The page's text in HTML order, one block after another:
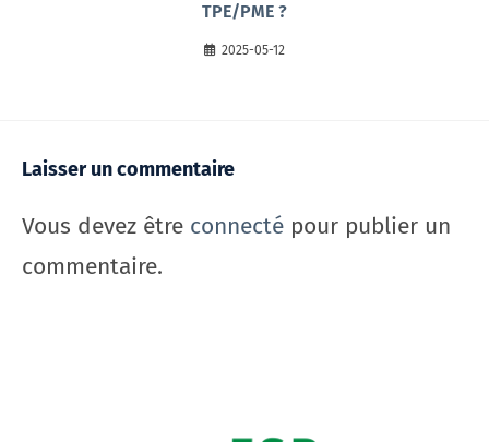
TPE/PME ?
2025-05-12
Laisser un commentaire
Vous devez être connecté pour publier un
commentaire.